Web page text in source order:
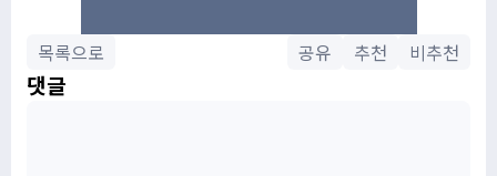
목록으로 공유 추천 비추천
댓글